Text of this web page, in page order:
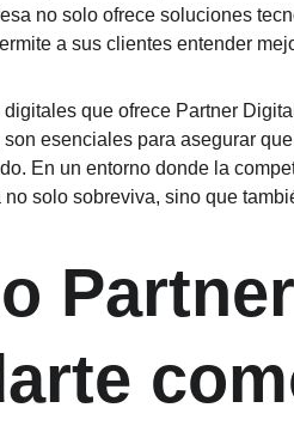
no solo ofrece soluciones
a sus clientes entender
digitales que ofrece Partner
son esenciales para asegurar
En un entorno donde la
solo sobreviva, sino que